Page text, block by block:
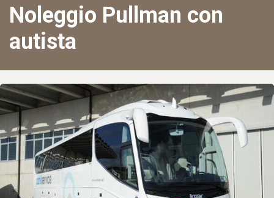
Noleggio Pullman con
autista